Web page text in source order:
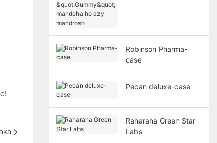
Robinson Pharma-
case
Pecan deluxe-case
Raharaha Green Star
Labs